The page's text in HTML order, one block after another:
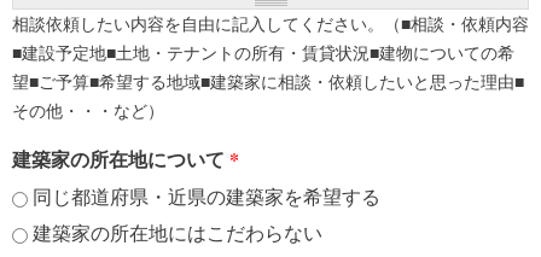
相談依頼したい内容を自由に記入してください。（■相談・依頼内容
■建設予定地■土地・テナントの所有・賃貸状況■建物についての希
望■ご予算■希望する地域■建築家に相談・依頼したいと思った理由■
その他・・・など）
建築家の所在地について *
同じ都道府県・近県の建築家を希望する
建築家の所在地にはこだわらない